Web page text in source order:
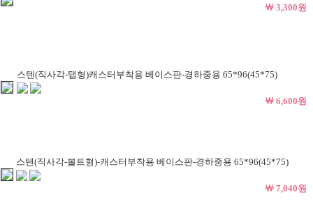
￦ 3,300원
스텐(직사각-탭형)캐스터부착용 베이스판-경하중용 65*96(45*75)
￦ 6,600원
스텐(직사각-볼트형)-캐스터부착용 베이스판-경하중용 65*96(45*75)
￦ 7,040원